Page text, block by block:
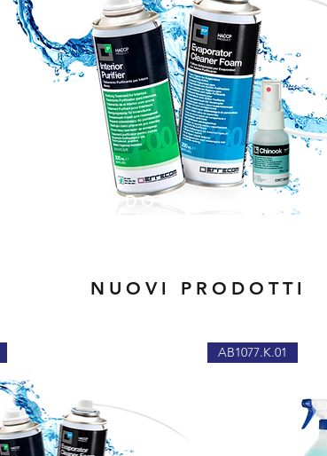
PRODOTTI
NUOVI PRODOTTI
AB1077.K.01